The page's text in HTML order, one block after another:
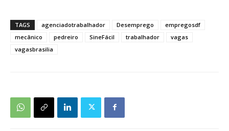
TAGS agenciadotrabalhador Desemprego
empregosdf
mecânico
pedreiro SineFácil trabalhador
vagas
vagasbrasilia